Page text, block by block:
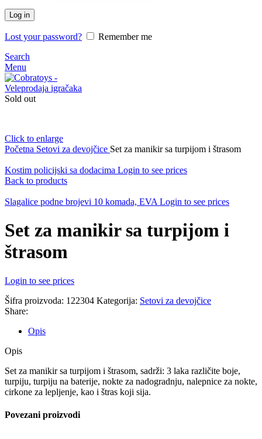
Log in
Lost your password?
Remember me
Search
Menu
Sold out
Click to enlarge
Početna Setovi za devojčice Set za manikir sa turpijom i štrasom
Kostim policijski sa dodacima Login to see prices
Back to products
Slagalice podne brojevi 10 komada, EVA Login to see prices
Set za manikir sa turpijom i
štrasom
Login to see prices
Šifra proizvoda: 122304 Kategorija: Setovi za devojčice
Share:
Opis
Opis
Set za manikir sa turpijom i štrasom, sadrži: 3 laka različite boje,
turpiju, turpiju na baterije, nokte za nadogradnju, nalepnice za nokte,
cirkone za lepljenje, kao i štras koji sija.
Povezani proizvodi